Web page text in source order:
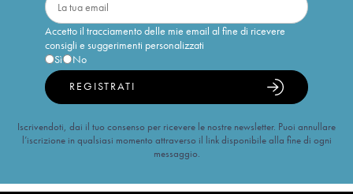
Accetto il tracciamento delle mie email al fine di ricevere
consigli e suggerimenti personalizzati
Sì
No
REGISTRATI
Iscrivendoti, dai il tuo consenso per ricevere le nostre newsletter. Puoi annullare
l’iscrizione in qualsiasi momento attraverso il link disponibile alla fine di ogni
messaggio.